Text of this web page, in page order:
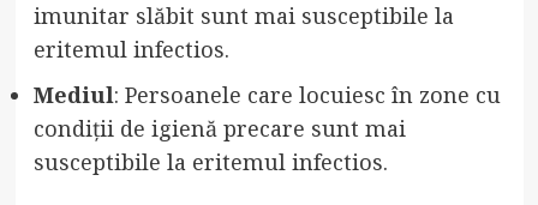
imunitar slăbit sunt mai susceptibile la
eritemul infectios.
Mediul: Persoanele care locuiesc în zone cu
condiții de igienă precare sunt mai
susceptibile la eritemul infectios.